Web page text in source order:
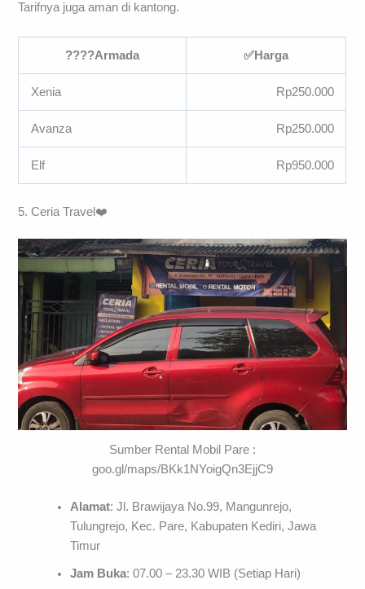
Tarifnya juga aman di kantong.
????Armada ✅Harga
Xenia Rp250.000
Avanza Rp250.000
Elf Rp950.000
5. Ceria Travel❤️
Sumber Rental Mobil Pare :
goo.gl/maps/BKk1NYoigQn3EjjC9
Alamat: Jl. Brawijaya No.99, Mangunrejo,
Tulungrejo, Kec. Pare, Kabupaten Kediri, Jawa
Timur
Jam Buka: 07.00 – 23.30 WIB (Setiap Hari)